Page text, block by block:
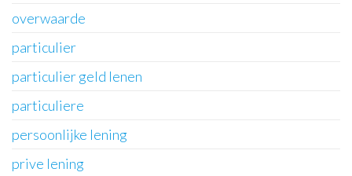
overwaarde
particulier
particulier geld lenen
particuliere
persoonlijke lening
prive lening